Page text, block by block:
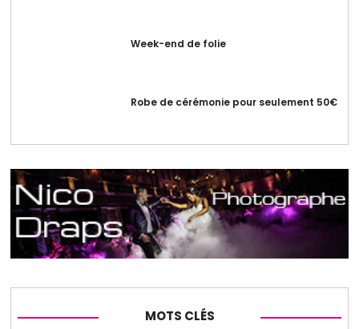
Week-end de folie
Robe de cérémonie pour seulement 50€
MOTS CLÉS